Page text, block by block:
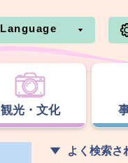
Language
観光・文化
よく検索さ